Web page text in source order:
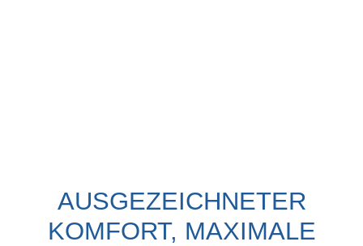
AUSGEZEICHNETER
KOMFORT, MAXIMALE